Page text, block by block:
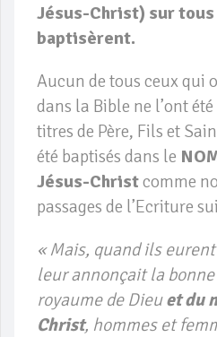
Jésus-Christ) sur tous
baptisèrent.
Aucun de tous ceux qui
dans la Bible ne l’ont
titres de Père, Fils et
été baptisés dans le
Jésus-Christcomme
passages de l’Ecriture
« Mais, quand ils
leur annonçait la
royaume de Dieuet du
Christ, hommes et